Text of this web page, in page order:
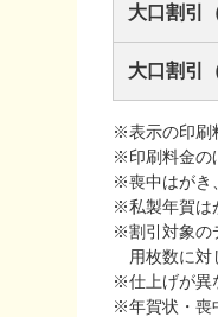
大口割引
大口割引
※表示の印刷
※印刷料金の
※喪中はがき
※私製年賀は
※割引対象の
用枚数に対
※仕上げが異
※年賀状・喪